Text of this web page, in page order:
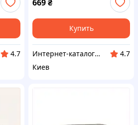
4.7
669₴
Купить
Интернет-каталог скидок "Профит плюс"
4.7
Киев